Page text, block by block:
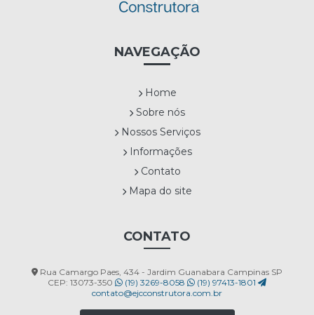
NAVEGAÇÃO
Home
Sobre nós
Nossos Serviços
Informações
Contato
Mapa do site
CONTATO
Rua Camargo Paes, 434 - Jardim Guanabara Campinas SP
CEP: 13073-350
(19) 3269-8058
(19) 97413-1801
contato@ejcconstrutora.com.br